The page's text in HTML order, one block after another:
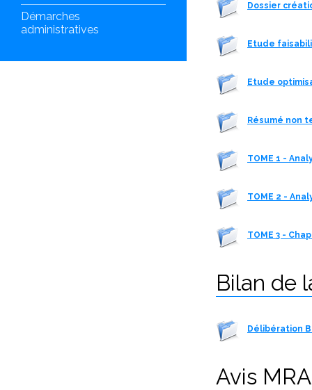
Démarches
administratives
Dossier
Etude
Etude
Résumé non
TOME 1 -
TOME 2 -
TOME 3 -
Bilan de
Délibération
Avis